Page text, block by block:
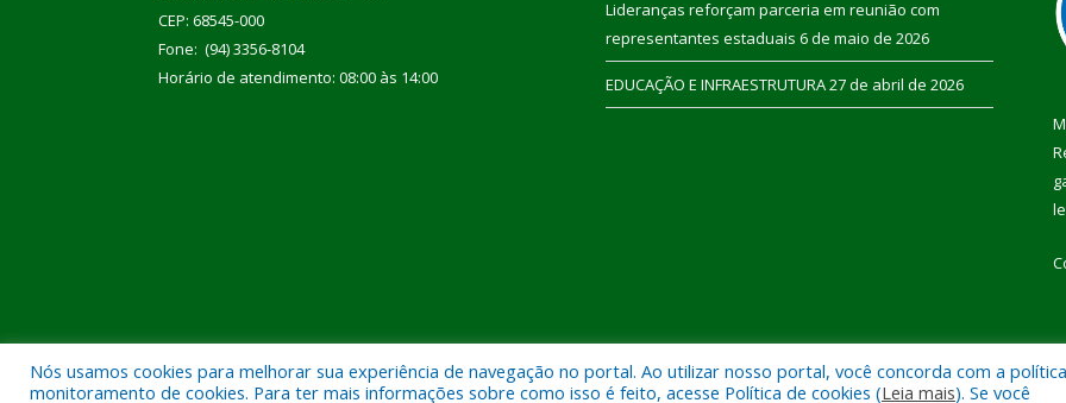
CEP: 68545-000
Fone: (94) 3356-8104
Horário de atendimento: 08:00 às 14:00
Lideranças reforçam parceria em reunião com
representantes estaduais 6 de maio de 2026
EDUCAÇÃO E INFRAESTRUTURA27 de abril de 2026
Todos os direitos reservados a Prefeitura Municipal de Pau D’Arco. Mapa do Site
Nós usamos cookies para melhorar sua experiência de navegação no portal. Ao utilizar nosso portal, você concorda com a
monitoramento de cookies. Para ter mais informações sobre como isso é feito, acesse Política de cookies (Leia mais). Se você